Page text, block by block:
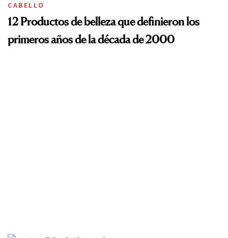
CABELLO
12 Productos de belleza que definieron los
primeros años de la década de 2000